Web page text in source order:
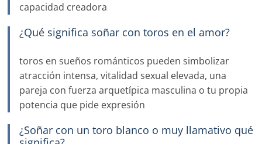
capacidad creadora
¿Qué significa soñar con toros en el amor?
toros en sueños románticos pueden simbolizar
atracción intensa, vitalidad sexual elevada, una
pareja con fuerza arquetípica masculina o tu propia
potencia que pide expresión
¿Soñar con un toro blanco o muy llamativo qué